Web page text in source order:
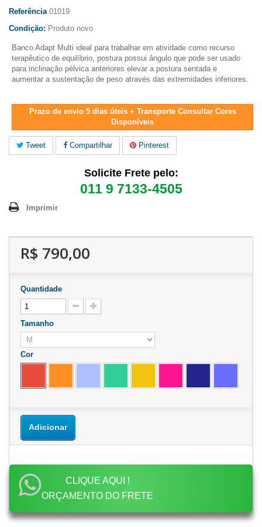
Referência 01019
Condição: Produto novo
Banco Adapt Multi ideal para trabalhar em atividade como recurso
terapêutico de equilíbrio, postura possui ângulo que pode ser usado
para inclinação pélvica anteriores elevar a postura sentada e
aumentar a sustentação de peso através das extremidades inferiores.
Prazo de envio 5 dias úteis + Transporte Consultar Cores
Disponíveis
Tweet Compartilhar Pinterest
Solicite Frete pelo:
011 9 7133-4505
Imprimir
R$ 790,00
Quantidade
Tamanho
Cor
Adicionar
CLIQUE AQUI !
ORÇAMENTO DO FRETE